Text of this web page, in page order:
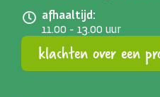
afhaaltijd:
11.00 - 13.00 uur
klachten over een